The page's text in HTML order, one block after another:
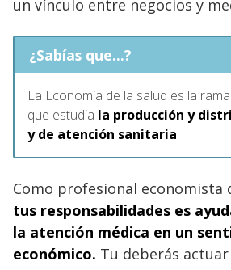
un vínculo entre negocios y
¿Sabías que...?
La Economía de la salud es la
que estudia la producción y
y de atención sanitaria.
Como profesional economista
tus responsabilidades es
la atención médica en un
económico. Tu deberás